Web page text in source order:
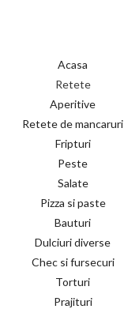
Acasa
Retete
Aperitive
Retete de mancaruri
Fripturi
Peste
Salate
Pizza si paste
Bauturi
Dulciuri diverse
Chec si fursecuri
Torturi
Prajituri